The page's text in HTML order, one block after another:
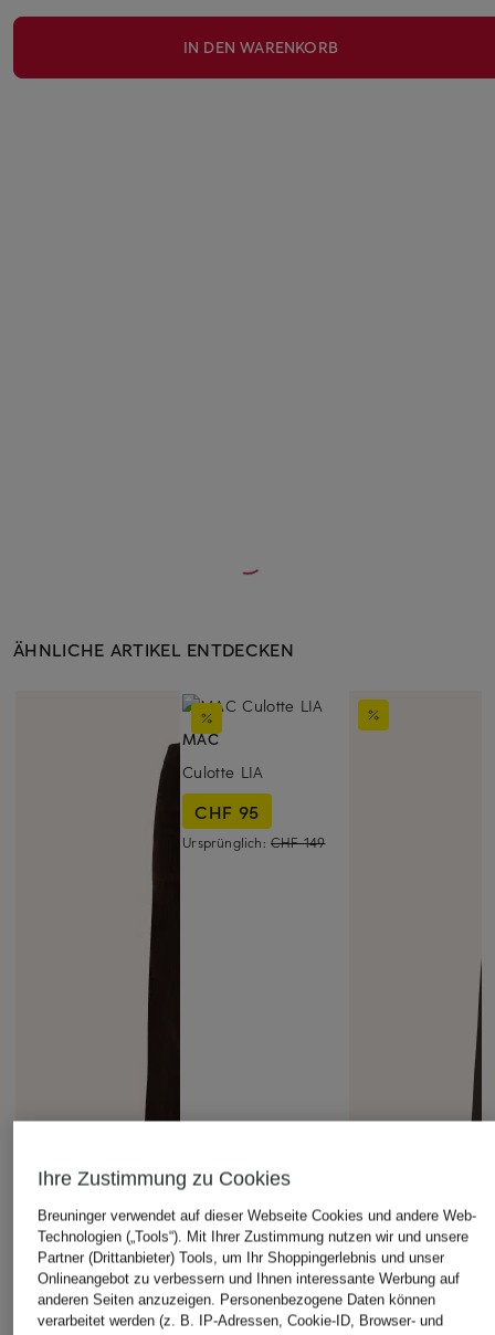
IN DEN WARENKORB
ÄHNLICHE ARTIKEL ENTDECKEN
patagonia
MAC
Culotte LIA
CHF 95
Ursprünglich: CHF 149
PESERICO
Ihre Zustimmung zu Cookies
Breuninger verwendet auf dieser Webseite Cookies und andere Web-
Technologien („Tools“). Mit Ihrer Zustimmung nutzen wir und unsere
Partner (Drittanbieter) Tools, um Ihr Shoppingerlebnis und unser
Onlineangebot zu verbessern und Ihnen interessante Werbung auf
anderen Seiten anzuzeigen. Personenbezogene Daten können
verarbeitet werden (z. B. IP-Adressen, Cookie-ID, Browser- und